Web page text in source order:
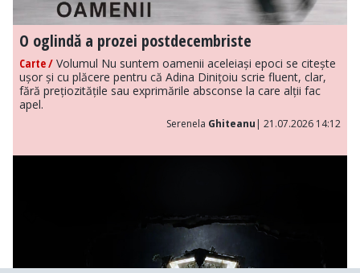
O oglindă a prozei postdecembriste
Carte / Volumul Nu suntem oamenii aceleiași epoci se citește
ușor și cu plăcere pentru că Adina Dinițoiu scrie fluent, clar,
fără prețiozitățile sau exprimările absconse la care alții fac
apel.
Serenela Ghiteanu | 21.07.2026 14:12